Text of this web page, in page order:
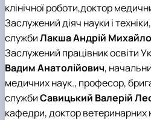
клінічної роботи,доктор
Заслужений діяч науки і
службиЛакша Андрій
Заслужений працівник освіти
Вадим Анатолійович,
медичних наук., професор,
службиСавицький Валерій
кафедри, доктор ветеринарних